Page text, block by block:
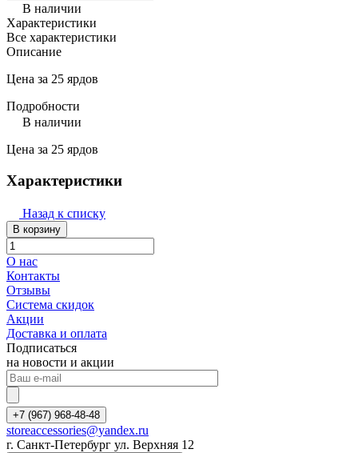
В наличии
Характеристики
Все характеристики
Описание
Цена за 25 ярдов
Подробности
В наличии
Цена за 25 ярдов
Характеристики
Назад к списку
В корзину
О нас
Контакты
Отзывы
Система скидок
Акции
Доставка и оплата
Подписаться
на новости и акции
+7 (967) 968-48-48
storeaccessories@yandex.ru
г. Санкт-Петербург ул. Верхняя 12